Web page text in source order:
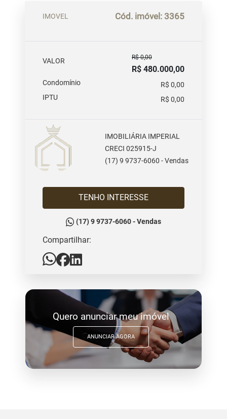
IMOVEL Cód. imóvel: 3365
VALOR R$ 0,00
R$ 480.000,00
Condomínio
R$ 0,00
IPTU
R$ 0,00
IMOBILIÁRIA IMPERIAL
CRECI 025915-J
(17) 9 9737-6060 - Vendas
TENHO INTERESSE
(17) 9 9737-6060 - Vendas
Compartilhar:
Quero anunciar meu imóvel
ANUNCIAR AGORA